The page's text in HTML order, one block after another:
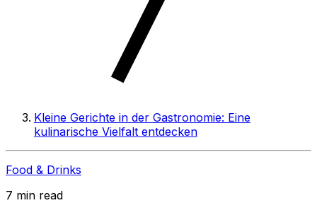
Kleine Gerichte in der Gastronomie: Eine
kulinarische Vielfalt entdecken
Food & Drinks
7 min read